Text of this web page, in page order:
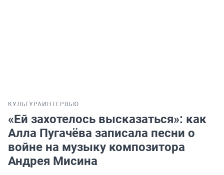
КУЛЬТУРА ИНТЕРВЬЮ
«Ей захотелось высказаться»: как
Алла Пугачёва записала песни о
войне на музыку композитора
Андрея Мисина